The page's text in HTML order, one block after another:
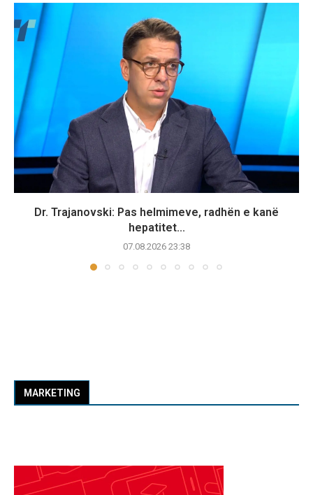
Dr. Trajanovski: Pas helmimeve, radhën e kanë
hepatitet...
07.08.2026 23:38
MARKETING